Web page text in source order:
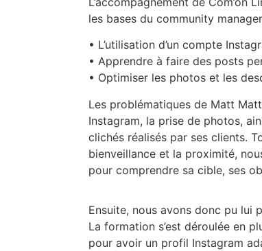
les bases du community
• L’utilisation d’un compte
• Apprendre à faire des posts
• Optimiser les photos et les
Les problématiques de Matt
Instagram, la prise de photos,
clichés réalisés par ses clients.
bienveillance et la proximité,
pour comprendre sa cible, ses
Ensuite, nous avons donc pu lui
La formation s’est déroulée en
pour avoir un profil Instagram